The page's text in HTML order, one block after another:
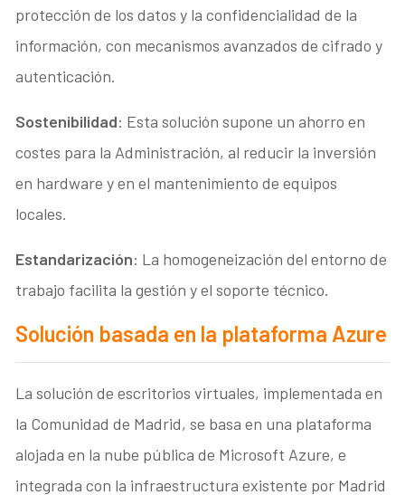
protección de los datos y la confidencialidad de la
información, con mecanismos avanzados de cifrado y
autenticación.
Sostenibilidad: Esta solución supone un ahorro en
costes para la Administración, al reducir la inversión
en hardware y en el mantenimiento de equipos
locales.
Estandarización: La homogeneización del entorno de
trabajo facilita la gestión y el soporte técnico.
Solución basada en la plataforma Azure
La solución de escritorios virtuales, implementada en
la Comunidad de Madrid, se basa en una plataforma
alojada en la nube pública de Microsoft Azure, e
integrada con la infraestructura existente por Madrid